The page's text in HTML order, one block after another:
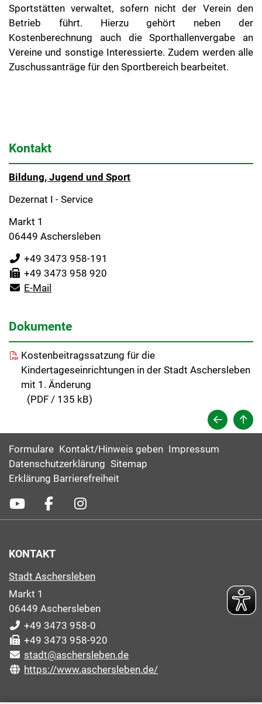
Sportstätten verwaltet, sofern nicht der Verein den
Betrieb führt. Hierzu gehört neben der
Kostenberechnung auch die Sporthallenvergabe an
Vereine und sonstige Interessierte. Zudem werden alle
Zuschussanträge für den Sportbereich bearbeitet.
Kontakt
Bildung, Jugend und Sport
Dezernat I - Service
Markt 1
06449 Aschersleben
+49 3473 958-191
+49 3473 958 920
E-Mail
Dokumente
Kostenbeitragssatzung für die
Kindertageseinrichtungen in der Stadt Aschersleben
mit 1. Änderung
(PDF / 135 kB)
Formulare Kontakt/Hinweis geben Impressum
Datenschutzerklärung Sitemap
Erklärung Barrierefreiheit
KONTAKT
Stadt Aschersleben
Markt 1
06449 Aschersleben
+49 3473 958-0
+49 3473 958-920
stadt@aschersleben.de
https://www.aschersleben.de/